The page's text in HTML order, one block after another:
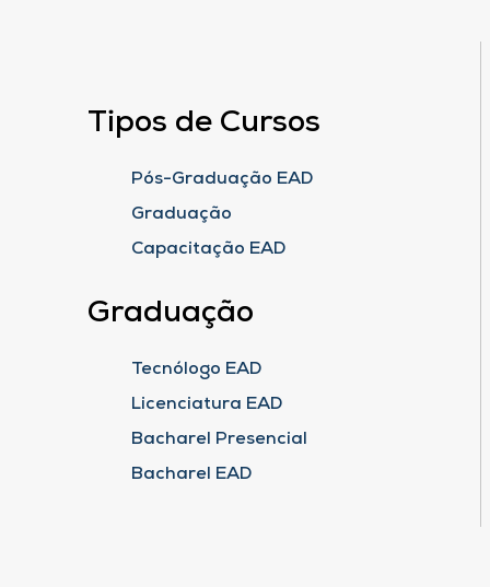
Tipos de Cursos
Pós-Graduação EAD
Graduação
Capacitação EAD
Graduação
Tecnólogo EAD
Licenciatura EAD
Bacharel Presencial
Bacharel EAD